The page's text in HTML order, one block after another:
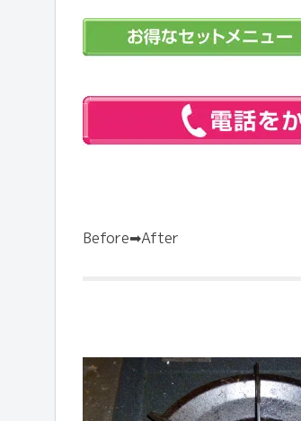
Before➡After